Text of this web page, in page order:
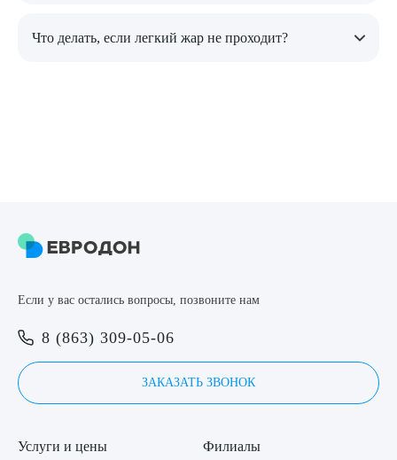
в душном помещении вызывают временную температурную
Что делать, если легкий жар не проходит?
Если у вас остались вопросы, позвоните нам
8 (863) 309-05-06
ЗАКАЗАТЬ ЗВОНОК
Услуги и цены Филиалы